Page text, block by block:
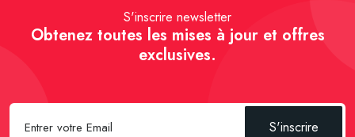
S'inscrire newsletter
Obtenez toutes les mises à jour et offres
exclusives.
S'inscrire